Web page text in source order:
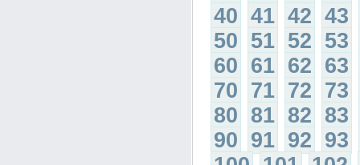
40 41 42 43
50 51 52 53
60 61 62 63
70 71 72 73
80 81 82 83
90 91 92 93